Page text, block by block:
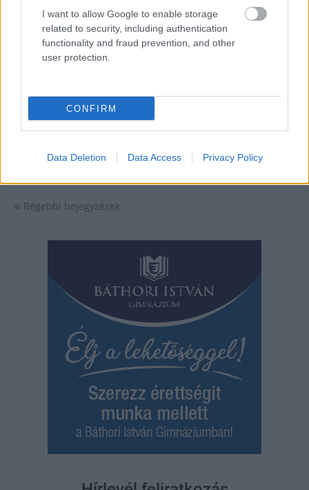
I want to allow Google to enable storage
related to security, including authentication
functionality and fraud prevention, and other
user protection.
CONFIRM
Data Deletion Data Access Privacy Policy
Szolgálat 10 centiméter átmérőjű jégszemről is beszámolt. A
jégeső ablakokat, szélvédőket, tetőket tört be a térségben,
ezenfelül pedig rengeteg személyi sérülésről érkezett hír.
Nagyjából 50 embernek okoztak sérüléseket a hatalmas
d’Empordà városában…
TOVÁBB OLVASOM
jégeső,pusztítás,spanyolország
Bejegyzés
Régebbi bejegyzések